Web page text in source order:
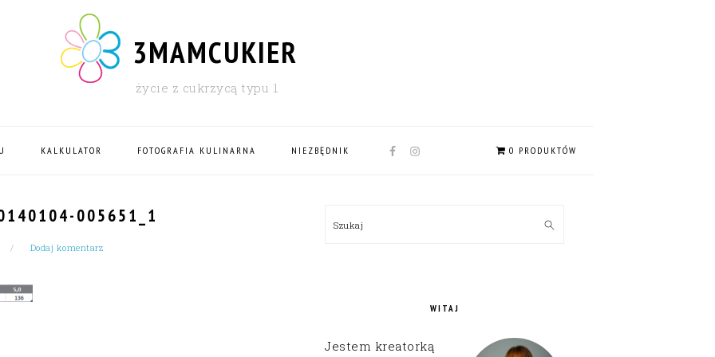
3MAMCUKIER
życie z cukrzycą typu 1
KALKULATOR FOTOGRAFIA KULINARNA NIEZBĘDNIK
NAV
0 PRODUKTÓW
005651_1
Dodaj komentarz
SIDEBAR
Szukaj
WITAJ
Jestem kreatorką